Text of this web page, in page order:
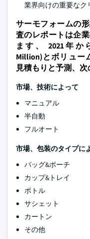
業界向けの重要なク
サーモフォームの
査のレポートは企
ます、 2021年か
Million)とボリュー
見積もりと予測、
市場、技術によって
マニュアル
半自動
フルオート
市場、包装のタイプに
バッグ&ポーチ
カップ&トレイ
ボトル
サシェット
カートン
その他